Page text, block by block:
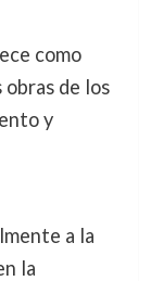
como
de los
y
a la
la